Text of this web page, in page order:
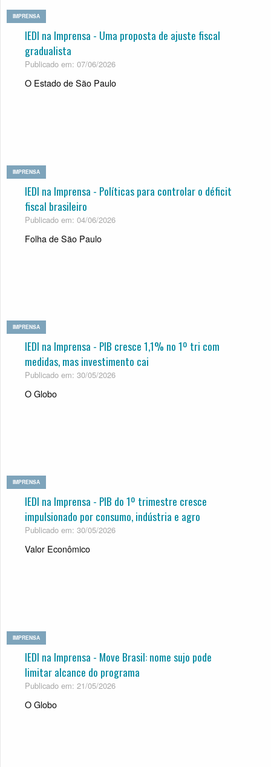
IMPRENSA
IEDI na Imprensa - Uma proposta de ajuste fiscal
gradualista
Publicado em: 07/06/2026
O Estado de São Paulo
IMPRENSA
IEDI na Imprensa - Políticas para controlar o déficit
fiscal brasileiro
Publicado em: 04/06/2026
Folha de São Paulo
IMPRENSA
IEDI na Imprensa - PIB cresce 1,1% no 1º tri com
medi­das, mas inves­ti­mento cai
Publicado em: 30/05/2026
O Globo
IMPRENSA
IEDI na Imprensa - PIB do 1º trimestre cresce
impulsionado por consumo, indústria e agro
Publicado em: 30/05/2026
Valor Econômico
IMPRENSA
IEDI na Imprensa - Move Brasil: nome sujo pode
limitar alcance do programa
Publicado em: 21/05/2026
O Globo